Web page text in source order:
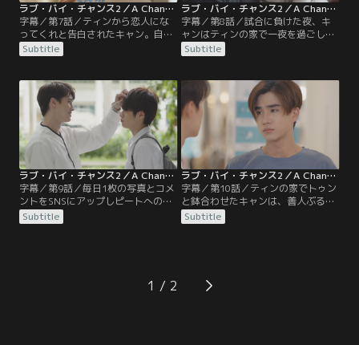
ラブ・バイ・チャンス2／A Chance To Love 第07話／字幕
字幕／第7話／ティンから恋人にな
ってくれと告白されたキャン。自分
の気持ちが分からず「友達でいた
い」と断ってしまう。しかし、それ
ンのことばかり。見かねたエーにき
ちんと向き合えとアドバイスされた
キャンは、ティンと話すチャンスを
うかがうがティンが女子といるのを
目撃してしまい…。
Subtitle
ラブ・バイ・チャンス2／A Chance To Love 第08話／字幕
字幕／第8話／試合に負けた夜、キ
ャンはティンの家で一夜を過ごし2
人は晴れて恋人同士となる。浮かれ
て家に帰ったキャンはレーにティン
んなキャンにレーは、ティンのよう
なイケメンにはイケメンの恋人がい
るはずだと勝手な妄想を話す。自分
が恋人だと言えないキャンはイライ
ラするのだが…。
Subtitle
ラブ・バイ・チャンス2／A Chance To Love 第09話／字幕
字幕／第9話／毎日1枚の写真とコメ
ントをSNSにアップしピートへの思
いを伝えるエー。その投稿に興味を
持った音楽学部のキンは作曲のヒン
怒られるのではとレーを避ける生活
をしていたがある晩ついに見つかっ
Subtitle
ラブ・バイ・チャンス2／A Chance To Love 第10話／字幕
字幕／第10話／ティンの家でトゥン
と鉢合わせたキャンは、善人ぶるト
ゥンに怒りが収まらない。しかし、
手出しされるのを恐れたティンはト
証拠写真を見せられる。一方、エー
はキンに作曲のヒントを探している
Subtitle
1